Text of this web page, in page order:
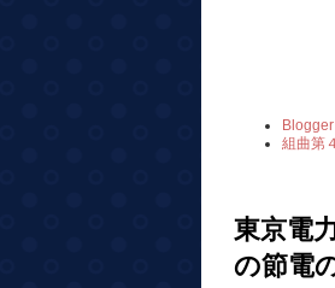
組曲第
東京電
の節電